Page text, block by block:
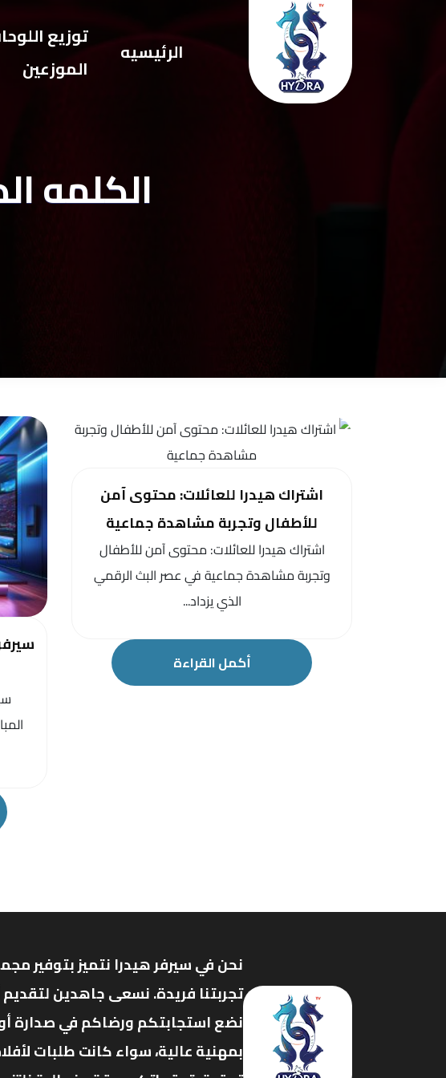
الرئيسيه
توزيع
الموزعين
الكلمه
اشتراك هيدرا للعائلات: محتوى آمن
للأطفال وتجربة مشاهدة جماعية
اشتراك هيدرا للعائلات: محتوى آمن للأطفال
وتجربة مشاهدة جماعية في عصر البث الرقمي
الذي يزداد...
أكمل القراءة
نحن في سيرفر هيدرا نتميز بتوفير
تجربتنا فريدة. نسعى جاهدين
نضع استجابتكم ورضاكم في صدارة
بمهنية عالية، سواء كانت طلبات